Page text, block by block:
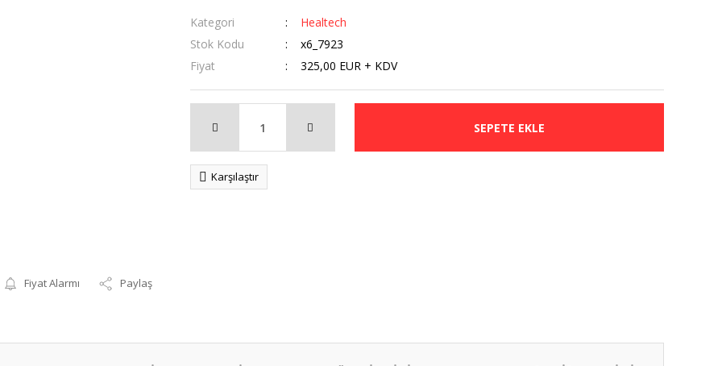
Fiyat Alarmı Paylaş
Kategori
Healtech
Stok Kodu
x6_7923
Fiyat
325,00 EUR + KDV
SEPETE EKLE
Karşılaştır